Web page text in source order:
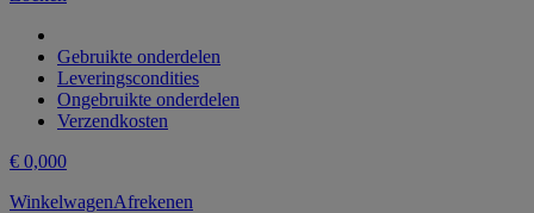
Gebruikte onderdelen
Leveringscondities
Ongebruikte onderdelen
Verzendkosten
€ 0,000
WinkelwagenAfrekenen